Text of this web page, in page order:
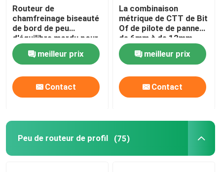
le trou incliné par carbure a vu
Axe de scie de trou
Routeur de
chamfreinage biseauté
de bord de peu
d'équilibre mordu pour
le placage et le
stratifiémeilleur prix
Contact
La combinaison
métrique de CTT de Bit
Of de pilote de panneau
de 6mm à de 12mm
perce et le peu de
routeur d'équilibre
meilleur prix
Contact
Peu de routeur de profil (75)